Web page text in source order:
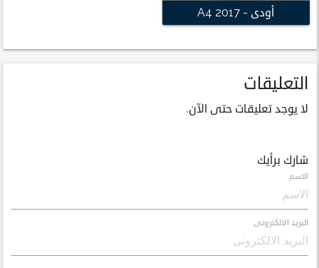
أودى - A4 2017
التعليقات
لا يوجد تعليقات حتى الآن.
شارك برأيك
الاسم
البريد الالكترونى